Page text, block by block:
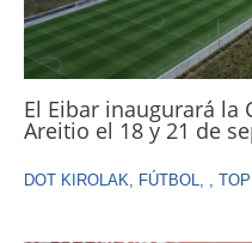
El Eibar inaugurará la
Areitio el 18 y 21 de
DOT KIROLAK, FÚTBOL, ,